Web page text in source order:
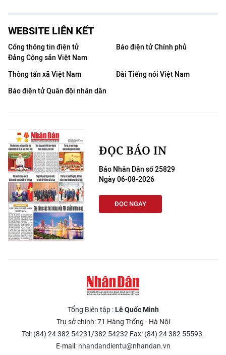
WEBSITE LIÊN KẾT
Cổng thông tin điện tử
Đảng Cộng sản Việt Nam
Báo điện tử Chính phủ
Thông tấn xã Việt Nam
Đài Tiếng nói Việt Nam
Báo điện tử Quân đội nhân dân
ĐỌC BÁO IN
Báo Nhân Dân số 25829
Ngày 06-08-2026
ĐỌC NGAY
Tổng Biên tập :Lê Quốc Minh
Trụ sở chính: 71 Hàng Trống - Hà Nội
Tel: (84) 24 382 54231/382 54232 Fax: (84) 24 382 55593.
E-mail: nhandandientu@nhandan.vn